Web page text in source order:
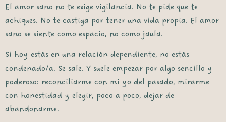
El amor sano no te exige vigilancia. No te pide que te
achiques. No te castiga por tener una vida propia. El amor
sano se siente como espacio, no como jaula.
Si hoy estás en una relación dependiente, no estás
condenado/a. Se sale. Y suele empezar por algo sencillo y
poderoso: reconciliarme con mi yo del pasado, mirarme
con honestidad y elegir, poco a poco, dejar de
abandonarme.